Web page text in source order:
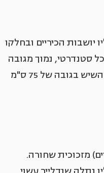
הכיריים ובחלקו
סטנדרטי, נמוך מגובה
האי. יצרתי עבורם רהיט שנראה כמו בר במסעדה, עם מעין מדרגה בתוך משטח השיש בגובה של 75 ס"מ
מזכוכית שחורה.